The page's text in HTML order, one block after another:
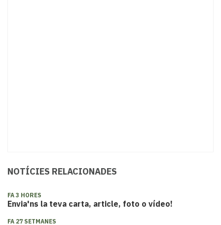
NOTÍCIES RELACIONADES
FA 3 HORES
Envia'ns la teva carta, article, foto o vídeo!
FA 27 SETMANES